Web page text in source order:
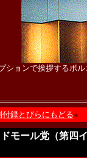
ションで挨拶するボ
付録とびらにもどる●
モール党（第四